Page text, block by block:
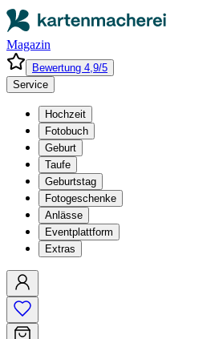
Magazin
Bewertung 4,9/5
Service
Hochzeit
Fotobuch
Geburt
Taufe
Geburtstag
Fotogeschenke
Anlässe
Eventplattform
Extras